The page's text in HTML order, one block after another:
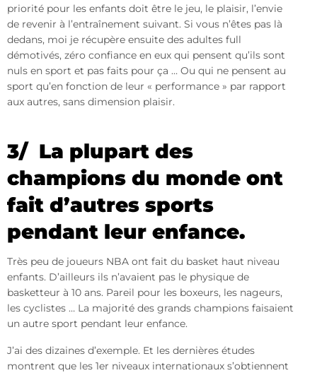
priorité pour les enfants doit être le jeu, le plaisir, l’envie
de revenir à l’entraînement suivant. Si vous n’êtes pas là
dedans, moi je récupère ensuite des adultes full
démotivés, zéro confiance en eux qui pensent qu’ils sont
nuls en sport et pas faits pour ça … Ou qui ne pensent au
sport qu’en fonction de leur « performance » par rapport
aux autres, sans dimension plaisir.
3/ La plupart des
champions du monde ont
fait d’autres sports
pendant leur enfance.
Très peu de joueurs NBA ont fait du basket haut niveau
enfants. D’ailleurs ils n’avaient pas le physique de
basketteur à 10 ans. Pareil pour les boxeurs, les nageurs,
les cyclistes … La majorité des grands champions faisaient
un autre sport pendant leur enfance.
J’ai des dizaines d’exemple. Et les dernières études
montrent que les 1er niveaux internationaux s’obtiennent